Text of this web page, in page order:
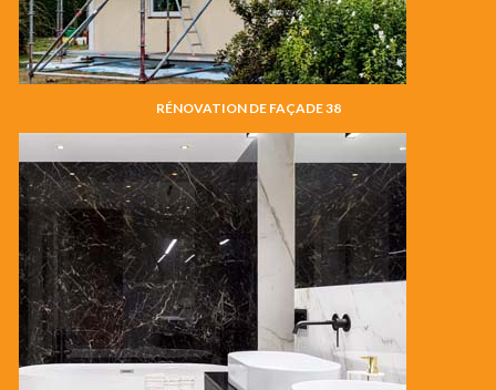
RÉNOVATION DE FAÇADE 38